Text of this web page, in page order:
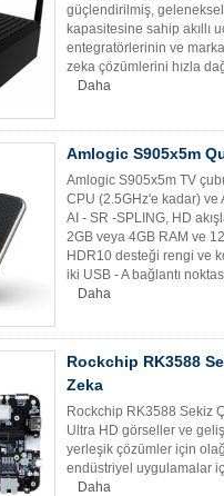
Geliştirme Kurulu
Linux TV Kutusu
mini bilgisayar
Diğer
güçlendirilmiş,
kapasitesine sahip akıllı
entegratörlerinin ve
zeka çözümlerini hızla
Daha
Amlogic S905x5m
Amlogic S905x5m TV
CPU (2.5GHz'e kadar)
AI - SR -SPLING, HD
2GB veya 4GB RAM ve
HDR10 desteği rengi ve
iki USB - A bağlantı
Daha
Rockchip RK3588
Zeka
Rockchip RK3588 Sekiz
Ultra HD görseller ve
yerleşik çözümler için
endüstriyel uygulamalar
Daha